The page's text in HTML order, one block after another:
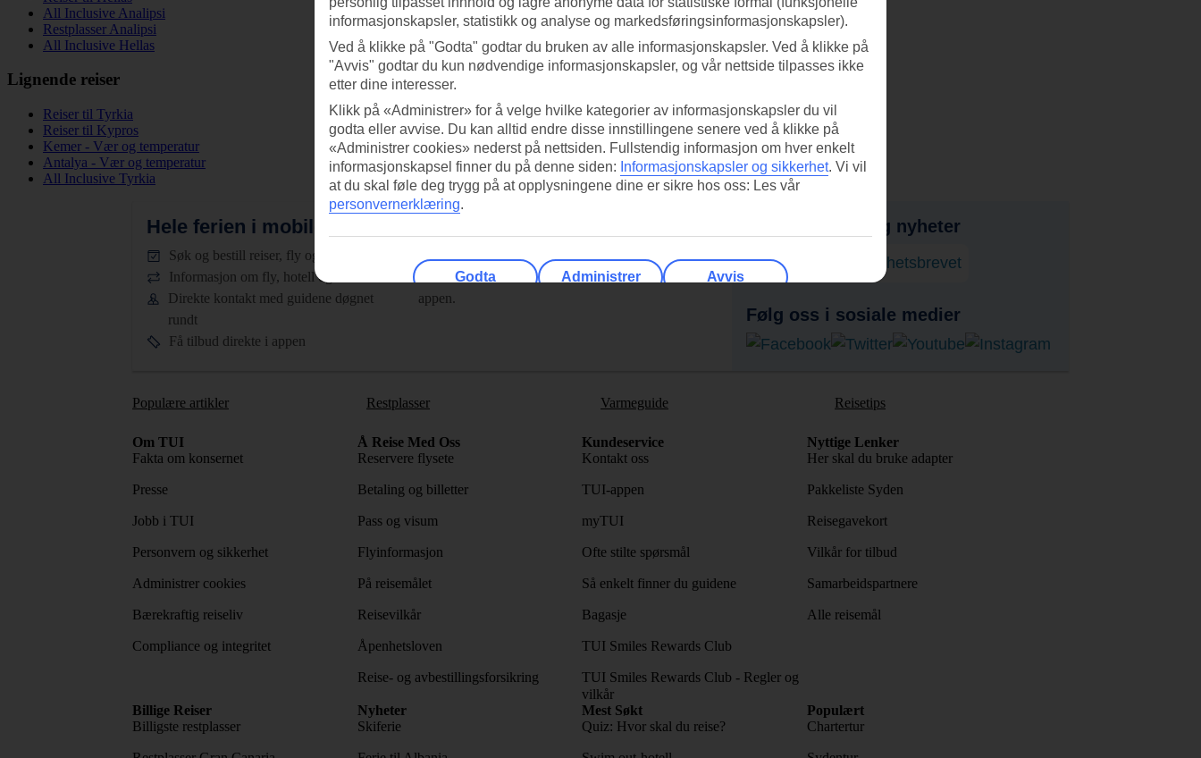
All Inclusive Analipsi
Restplasser Analipsi
All Inclusive Hellas
Lignende reiser
Reiser til Tyrkia
Reiser til Kypros
Kemer - Vær og temperatur
Antalya - Vær og temperatur
All Inclusive Tyrkia
Hele ferien i mobilen.
Søk og bestill reiser, fly og hotell
Informasjon om fly, hotell og transfer
Direkte kontakt med guidene døgnet
rundt
Få tilbud direkte i appen
mobilkameraet ditt for å laste ned
appen.
Få tilbud, tips og nyheter
Abonner på nyhetsbrevet
Følg oss i sosiale medier
Populære artikler Restplasser Varmeguide Reisetips
Om TUI
Fakta om konsernet
Presse
Jobb i TUI
Personvern og sikkerhet
Administrer cookies
Bærekraftig reiseliv
Compliance og integritet
Å Reise Med Oss
Reservere flysete
Betaling og billetter
Pass og visum
Flyinformasjon
På reisemålet
Reisevilkår
Åpenhetsloven
Reise- og avbestillingsforsikring
Kundeservice
Kontakt oss
TUI-appen
myTUI
Ofte stilte spørsmål
Så enkelt finner du guidene
Bagasje
TUI Smiles Rewards Club
TUI Smiles Rewards Club - Regler og
vilkår
Nyttige Lenker
Her skal du bruke adapter
Pakkeliste Syden
Reisegavekort
Vilkår for tilbud
Samarbeidspartnere
Alle reisemål
Billige Reiser
Billigste restplasser
Nyheter
Skiferie
Mest Søkt
Quiz: Hvor skal du reise?
Populært
Chartertur
informasjonskapsler, statistikk og analyse og markedsføringsinformasjonskapsler).
Ved å klikke på "Godta" godtar du bruken av alle informasjonskapsler. Ved å klikke på
"Avvis" godtar du kun nødvendige informasjonskapsler, og vår nettside tilpasses ikke
etter dine interesser.
Klikk på «Administrer» for å velge hvilke kategorier av informasjonskapsler du vil
godta eller avvise. Du kan alltid endre disse innstillingene senere ved å klikke på
«Administrer cookies» nederst på nettsiden. Fullstendig informasjon om hver enkelt
informasjonskapsel finner du på denne siden: Informasjonskapsler og sikkerhet. Vi vil
at du skal føle deg trygg på at opplysningene dine er sikre hos oss: Les vår
personvernerklæring.
Godta Administrer Avvis